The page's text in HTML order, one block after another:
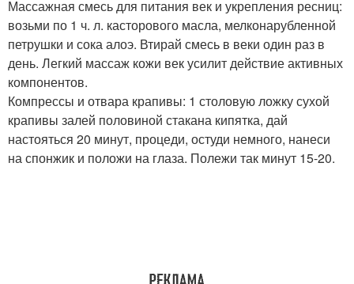
Массажная смесь для питания век и укрепления ресниц:
возьми по 1 ч. л. касторового масла, мелконарубленной
петрушки и сока алоэ. Втирай смесь в веки один раз в
день. Легкий массаж кожи век усилит действие активных
компонентов.
Компрессы и отвара крапивы: 1 столовую ложку сухой
крапивы залей половиной стакана кипятка, дай
настояться 20 минут, процеди, остуди немного, нанеси
на спонжик и положи на глаза. Полежи так минут 15-20.